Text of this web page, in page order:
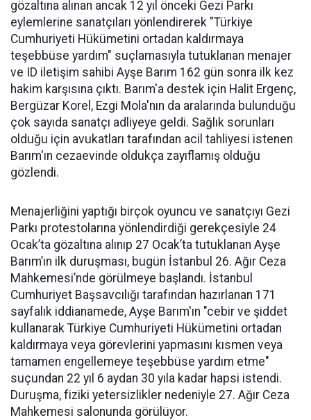
gözaltına alınan ancak 12 yıl önceki Gezi Parkı
eylemlerine sanatçıları yönlendirerek "Türkiye
Cumhuriyeti Hükümetini ortadan kaldırmaya
teşebbüse yardım" suçlamasıyla tutuklanan menajer
ve ID iletişim sahibi Ayşe Barım 162 gün sonra ilk kez
hakim karşısına çıktı. Barım'a destek için Halit Ergenç,
Bergüzar Korel, Ezgi Mola'nın da aralarında bulunduğu
çok sayıda sanatçı adliyeye geldi. Sağlık sorunları
olduğu için avukatları tarafından acil tahliyesi istenen
Barım'ın cezaevinde oldukça zayıflamış olduğu
gözlendi.
Menajerliğini yaptığı birçok oyuncu ve sanatçıyı Gezi
Parkı protestolarına yönlendirdiği gerekçesiyle 24
Ocak’ta gözaltına alınıp 27 Ocak’ta tutuklanan Ayşe
Barım’ın ilk duruşması, bugün İstanbul 26. Ağır Ceza
Mahkemesi’nde görülmeye başlandı. İstanbul
Cumhuriyet Başsavcılığı tarafından hazırlanan 171
sayfalık iddianamede, Ayşe Barım'ın "cebir ve şiddet
kullanarak Türkiye Cumhuriyeti Hükümetini ortadan
kaldırmaya veya görevlerini yapmasını kısmen veya
tamamen engellemeye teşebbüse yardım etme"
suçundan 22 yıl 6 aydan 30 yıla kadar hapsi istendi.
Duruşma, fiziki yetersizlikler nedeniyle 27. Ağır Ceza
Mahkemesi salonunda görülüyor.